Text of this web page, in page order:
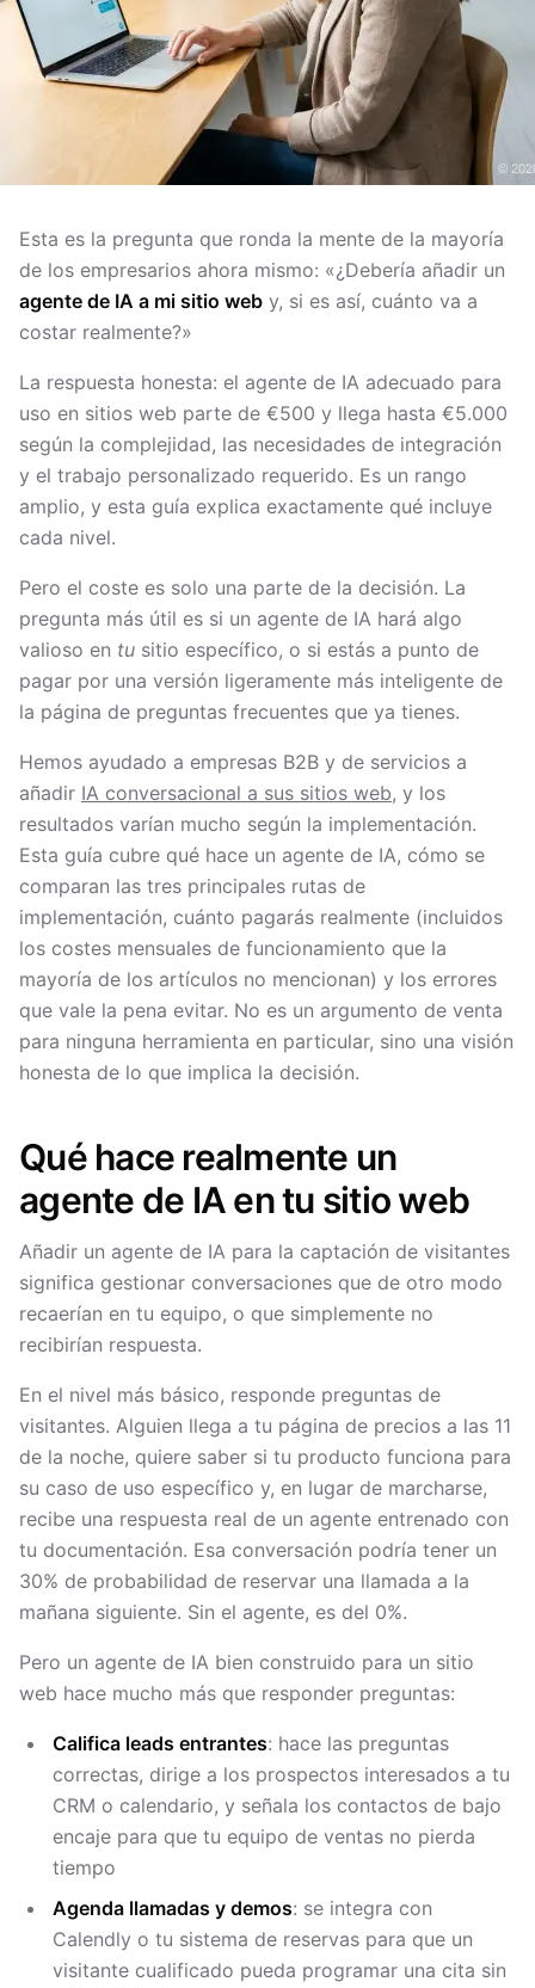
Esta es la pregunta que ronda la mente de la mayoría
de los empresarios ahora mismo: «¿Debería añadir un
agente de IA a mi sitio web y, si es así, cuánto va a
costar realmente?»
La respuesta honesta: el agente de IA adecuado para
uso en sitios web parte de €500 y llega hasta €5.000
según la complejidad, las necesidades de integración
y el trabajo personalizado requerido. Es un rango
amplio, y esta guía explica exactamente qué incluye
cada nivel.
Pero el coste es solo una parte de la decisión. La
pregunta más útil es si un agente de IA hará algo
valioso en tu sitio específico, o si estás a punto de
pagar por una versión ligeramente más inteligente de
la página de preguntas frecuentes que ya tienes.
Hemos ayudado a empresas B2B y de servicios a
añadir IA conversacional a sus sitios web, y los
resultados varían mucho según la implementación.
Esta guía cubre qué hace un agente de IA, cómo se
comparan las tres principales rutas de
implementación, cuánto pagarás realmente (incluidos
los costes mensuales de funcionamiento que la
mayoría de los artículos no mencionan) y los errores
que vale la pena evitar. No es un argumento de venta
para ninguna herramienta en particular, sino una visión
honesta de lo que implica la decisión.
Qué hace realmente un
agente de IA en tu sitio web
Añadir un agente de IA para la captación de visitantes
significa gestionar conversaciones que de otro modo
recaerían en tu equipo, o que simplemente no
recibirían respuesta.
En el nivel más básico, responde preguntas de
visitantes. Alguien llega a tu página de precios a las 11
de la noche, quiere saber si tu producto funciona para
su caso de uso específico y, en lugar de marcharse,
recibe una respuesta real de un agente entrenado con
tu documentación. Esa conversación podría tener un
30% de probabilidad de reservar una llamada a la
mañana siguiente. Sin el agente, es del 0%.
Pero un agente de IA bien construido para un sitio
web hace mucho más que responder preguntas:
Califica leads entrantes: hace las preguntas
correctas, dirige a los prospectos interesados a tu
CRM o calendario, y señala los contactos de bajo
encaje para que tu equipo de ventas no pierda
tiempo
Agenda llamadas y demos: se integra con
Calendly o tu sistema de reservas para que un
visitante cualificado pueda programar una cita sin